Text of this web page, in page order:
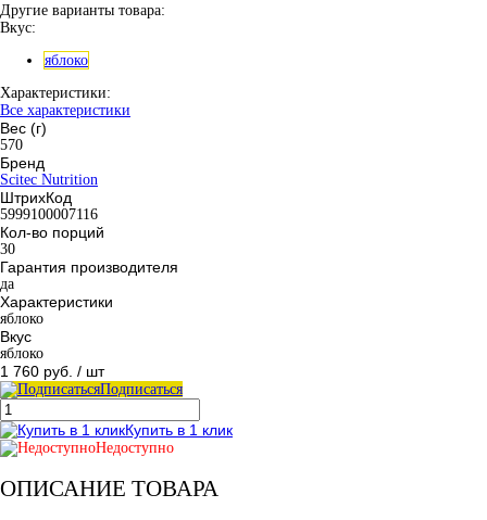
Другие варианты товара:
Вкус:
яблоко
Характеристики:
Все характеристики
Вес (г)
570
Бренд
Scitec Nutrition
ШтрихКод
5999100007116
Кол-во порций
30
Гарантия производителя
да
Характеристики
яблоко
Вкус
яблоко
1 760 руб. / шт
Подписаться
Купить в 1 клик
Недоступно
ОПИСАНИЕ ТОВАРА